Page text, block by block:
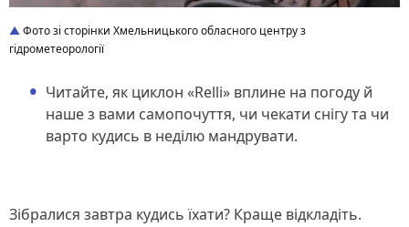
Фото зі сторінки Хмельницького обласного центру з
гідрометеорології
Читайте, як циклон «Relli» вплине на погоду й
наше з вами самопочуття, чи чекати снігу та чи
варто кудись в неділю мандрувати.
Зібралися завтра кудись їхати? Краще відкладіть.